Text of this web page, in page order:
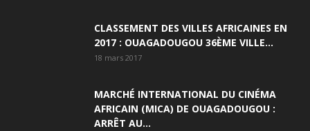
CLASSEMENT DES VILLES AFRICAINES EN
2017 : OUAGADOUGOU 36ÈME VILLE...
18 mars 2017
MARCHÉ INTERNATIONAL DU CINÉMA
AFRICAIN (MICA) DE OUAGADOUGOU :
ARRÊT AU...